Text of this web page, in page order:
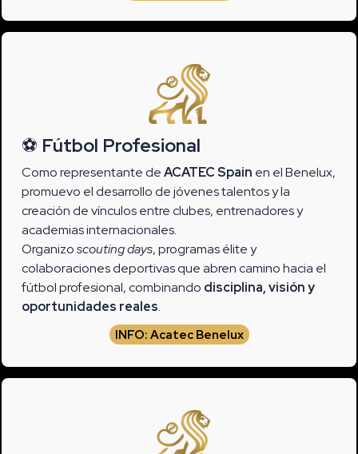
⚽ Fútbol Profesional
Como representante deACATEC Spain en el Benelux,
promuevo el desarrollo de jóvenes talentos y la
creación de vínculos entre clubes, entrenadores y
academias internacionales.
Organizoscouting days, programas élite y
colaboraciones deportivas que abren camino hacia el
fútbol profesional, combinando disciplina, visión y
oportunidades reales.
INFO: Acatec Benelux